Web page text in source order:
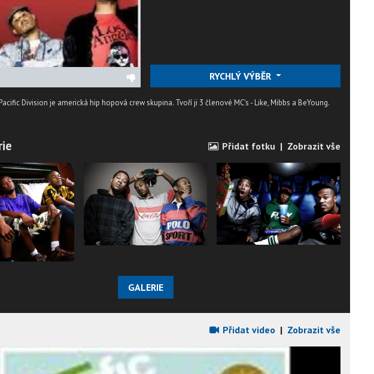
RYCHLÝ VÝBĚR
Division je americká hip hopová crew skupina. Tvoří ji 3 členové MC's - Like, Mibbs a BeYoung.
Přidat fotku | Zobrazit vše
GALERIE
Přidat video | Zobrazit vše